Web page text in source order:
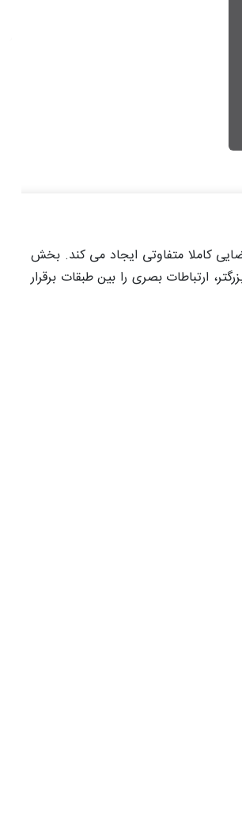
کاملا متفاوتی ایجاد می کند. بخش
ارتباطات بصری را بین طبقات برقرار